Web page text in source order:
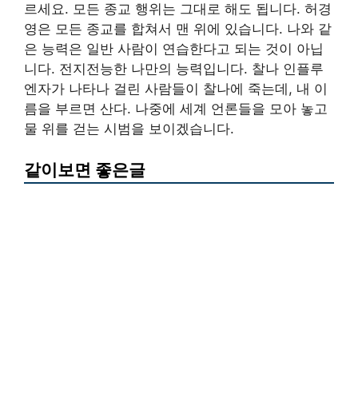
르세요. 모든 종교 행위는 그대로 해도 됩니다. 허경
영은 모든 종교를 합쳐서 맨 위에 있습니다. 나와 같
은 능력은 일반 사람이 연습한다고 되는 것이 아닙
니다. 전지전능한 나만의 능력입니다. 찰나 인플루
엔자가 나타나 걸린 사람들이 찰나에 죽는데, 내 이
름을 부르면 산다. 나중에 세계 언론들을 모아 놓고
물 위를 걷는 시범을 보이겠습니다.
같이보면 좋은글